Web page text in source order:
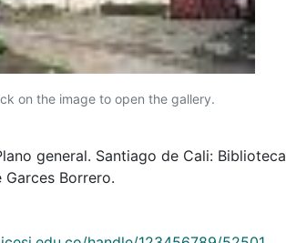
on the image to open the gallery.
general. Santiago de Cali: Biblioteca
Borrero.